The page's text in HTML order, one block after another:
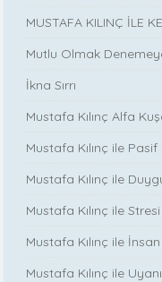
MUSTAFA KILINÇ İLE
Mutlu Olmak
İkna Sırrı
Mustafa Kılınç Alfa
Mustafa Kılınç ile
Mustafa Kılınç ile
Mustafa Kılınç ile
Mustafa Kılınç ile
Mustafa Kılınç ile